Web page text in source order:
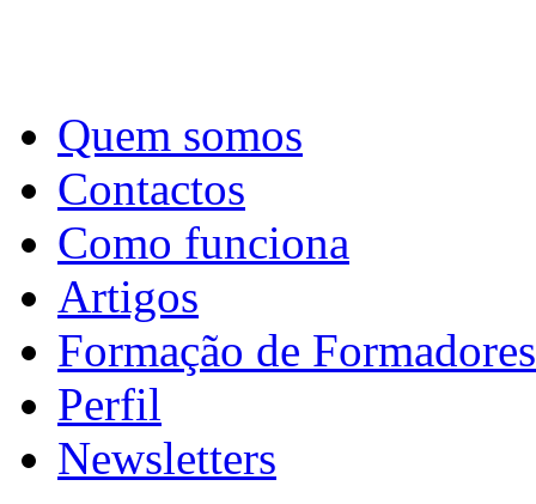
Quem somos
Contactos
Como funciona
Artigos
Formação de Formadores
Perfil
Newsletters